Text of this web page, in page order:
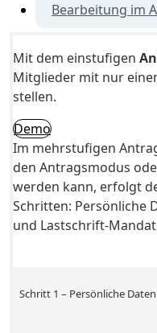
Bearbeitung im
Mit dem einstufigen
Mitglieder mit nur
stellen.
Demo
Im mehrstufigen
den Antragsmodus
werden kann, erfolgt
Schritten: Persönliche
und Lastschrift-
Schritt 1 – Persönliche Daten